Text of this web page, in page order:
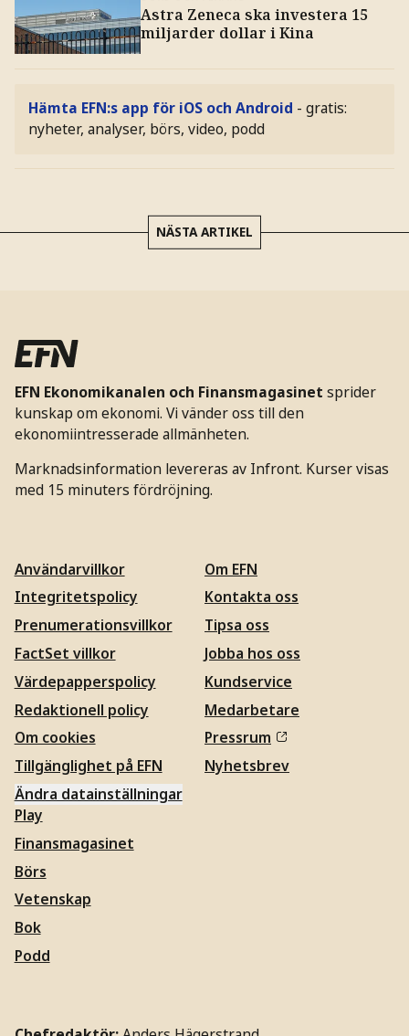
Astra Zeneca ska investera 15
miljarder dollar i Kina
Hämta EFN:s app för iOS och Android - gratis:
nyheter, analyser, börs, video, podd
NÄSTA ARTIKEL
EFN Ekonomikanalen och Finansmagasinet sprider
kunskap om ekonomi. Vi vänder oss till den
ekonomiintresserade allmänheten.
Marknadsinformation levereras av Infront. Kurser visas
med 15 minuters fördröjning.
Användarvillkor
Integritetspolicy
Prenumerationsvillkor
FactSet villkor
Värdepapperspolicy
Redaktionell policy
Om cookies
Tillgänglighet på EFN
Ändra datainställningar
Om EFN
Kontakta oss
Tipsa oss
Jobba hos oss
Kundservice
Medarbetare
Pressrum
Nyhetsbrev
Play
Finansmagasinet
Börs
Vetenskap
Bok
Podd